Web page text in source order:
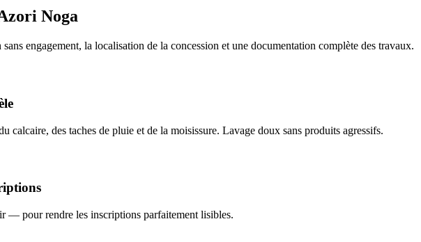
Noga
engagement, la localisation de la concession et une documentation complète des travaux.
calcaire, des taches de pluie et de la moisissure. Lavage doux sans produits agressifs.
— pour rendre les inscriptions parfaitement lisibles.